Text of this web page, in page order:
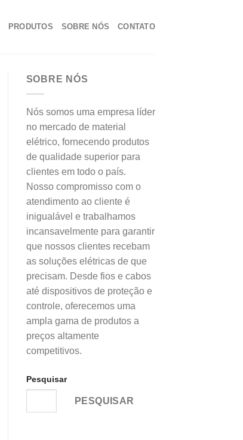
PRODUTOS SOBRE NÓS CONTATO
SOBRE NÓS
Nós somos uma empresa líder
no mercado de material
elétrico, fornecendo produtos
de qualidade superior para
clientes em todo o país.
Nosso compromisso com o
atendimento ao cliente é
inigualável e trabalhamos
incansavelmente para garantir
que nossos clientes recebam
as soluções elétricas de que
precisam. Desde fios e cabos
até dispositivos de proteção e
controle, oferecemos uma
ampla gama de produtos a
preços altamente
competitivos.
Pesquisar
PESQUISAR